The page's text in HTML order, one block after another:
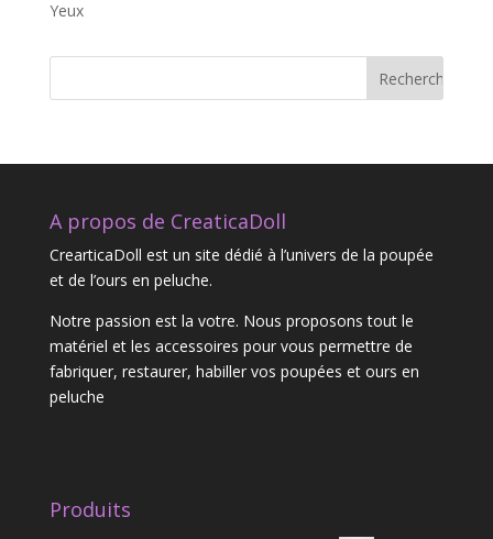
Yeux
A propos de CreaticaDoll
CrearticaDoll est un site dédié à l’univers de la poupée
et de l’ours en peluche.
Notre passion est la votre. Nous proposons tout le
matériel et les accessoires pour vous permettre de
fabriquer, restaurer, habiller vos poupées et ours en
peluche
Produits